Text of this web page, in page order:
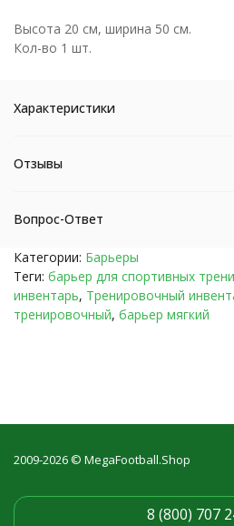
Высота 20 см, ширина 50 см.
Кол-во 1 шт.
Характеристики
Отзывы
Вопрос-Ответ
Категории: Барьеры
Теги: барьер для спортивных
инвентарь, Тренировочный
тренировочный, барьер мягкий
2009-2026 © MegaFootball.Shop
8 (800) 707